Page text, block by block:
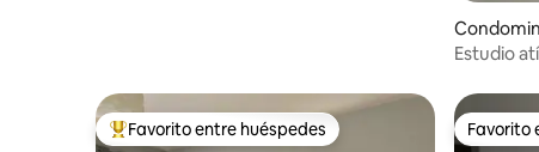
Estudio
De los mejores en Favorito entre huéspedes
Favorito entre huéspedes Favorito
Favorito